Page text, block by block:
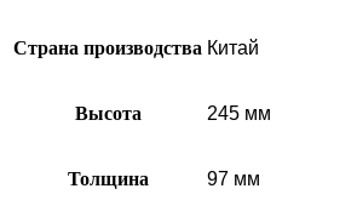
Страна производства Китай
Высота 245 мм
Толщина 97 мм